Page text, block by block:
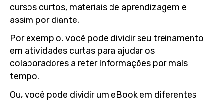
cursos curtos, materiais de aprendizagem e
assim por diante.
Por exemplo, você pode dividir seu treinamento
em atividades curtas para ajudar os
colaboradores a reter informações por mais
tempo.
Ou, você pode dividir um eBook em diferentes